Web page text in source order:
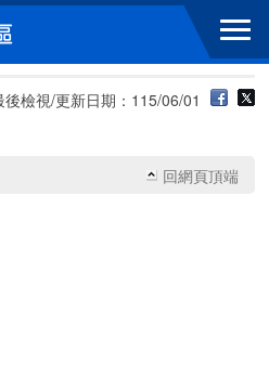
後檢視/更新日期：115/06/01
回網頁頂端